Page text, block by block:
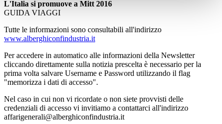
L'Italia si promuove a Mitt 2016
GUIDA VIAGGI
Tutte le informazioni sono consultabili all'indirizzo
www.alberghiconfindustria.it
Per accedere in automatico alle informazioni della Newsletter
cliccando direttamente sulla notizia prescelta è necessario per la
prima volta salvare Username e Password utilizzando il flag
"memorizza i dati di accesso".
Nel caso in cui non vi ricordate o non siete provvisti delle
credenziali di accesso vi invitiamo a contattarci all'indirizzo
affarigenerali@alberghiconfindustria.it